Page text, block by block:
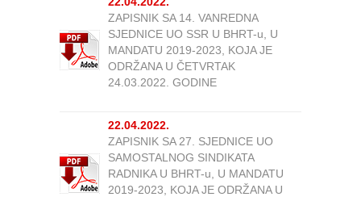
ZAPISNIK SA 14. VANREDNA
SJEDNICE UO SSR U BHRT-u, U
MANDATU 2019-2023, KOJA JE
ODRŽANA U ČETVRTAK
24.03.2022. GODINE
22.04.2022.
ZAPISNIK SA 27. SJEDNICE UO
SAMOSTALNOG SINDIKATA
RADNIKA U BHRT-u, U MANDATU
2019-2023, KOJA JE ODRŽANA U